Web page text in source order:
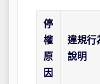
停
權
原
因
違規行
說明